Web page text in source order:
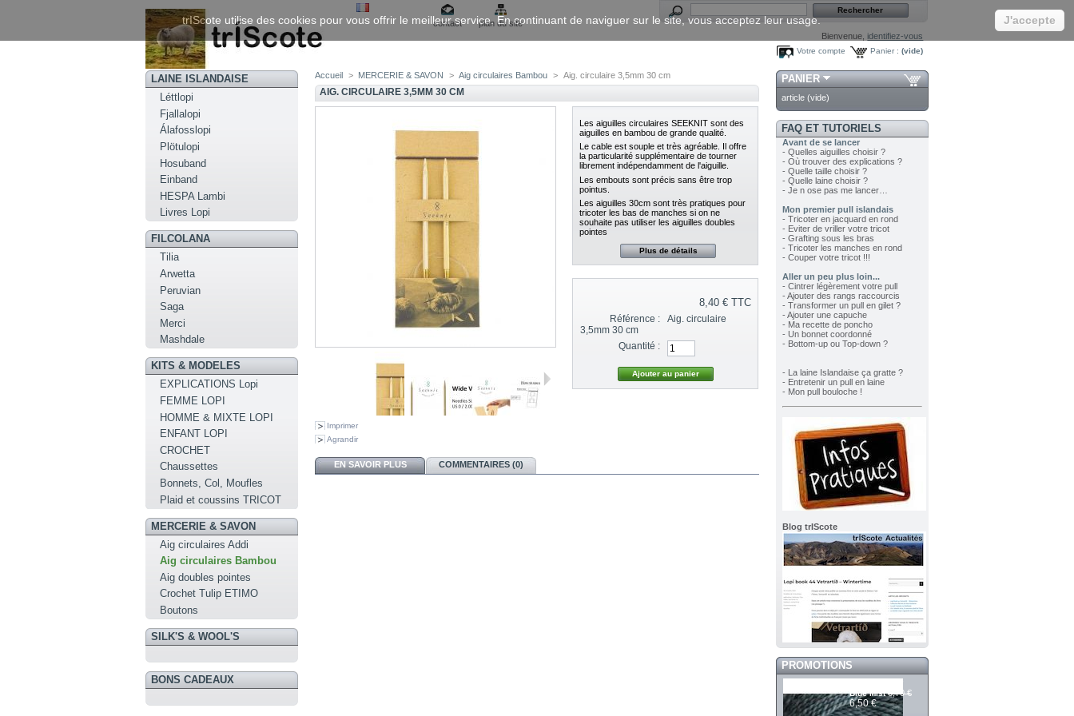
contact
plan du site
Bienvenue, identifiez-vous
Panier : (vide)
Votre compte
LAINE ISLANDAISE
Léttlopi
Fjallalopi
Álafosslopi
Plötulopi
Hosuband
Einband
HESPA Lambi
Livres Lopi
FILCOLANA
Tilia
Arwetta
Peruvian
Saga
Merci
Mashdale
KITS & MODELES
EXPLICATIONS Lopi
FEMME LOPI
HOMME & MIXTE LOPI
ENFANT LOPI
CROCHET
Chaussettes
Bonnets, Col, Moufles
Plaid et coussins TRICOT
MERCERIE & SAVON
Aig circulaires Addi
Aig circulaires Bambou
Aig doubles pointes
Crochet Tulip ETIMO
Boutons
SILK'S & WOOL'S
BONS CADEAUX
Accueil > MERCERIE & SAVON > Aig circulaires Bambou > Aig. circulaire 3,5mm 30 cm
AIG. CIRCULAIRE 3,5MM 30 CM
Imprimer
Agrandir
Les aiguilles circulaires SEEKNIT sont des
aiguilles en bambou de grande qualité.
Le cable est souple et très agréable. Il offre
la particularité supplémentaire de tourner
librement indépendamment de l'aiguille.
Les embouts sont précis sans être trop
pointus.
Les aiguilles 30cm sont très pratiques pour
tricoter les bas de manches si on ne
souhaite pas utiliser les aiguilles doubles
pointes
Plus de détails
8,40 €TTC
Référence :
Aig. circulaire
3,5mm 30 cm
Quantité :
EN SAVOIR PLUS COMMENTAIRES (0)
PANIER
article (vide)
FAQ ET TUTORIELS
Avant de se lancer
- Quelles aiguilles choisir ?
- Où trouver des explications ?
- Quelle taille choisir ?
- Quelle laine choisir ?
- Je n ose pas me lancer…
Mon premier pull islandais
- Tricoter en jacquard en rond
- Eviter de vriller votre tricot
- Grafting sous les bras
- Tricoter les manches en rond
- Couper votre tricot !!!
Aller un peu plus loin...
- Cintrer légèrement votre pull
- Ajouter des rangs raccourcis
- Transformer un pull en gilet ?
- Ajouter une capuche
- Ma recette de poncho
- Un bonnet coordonné
- Bottom-up ou Top-down ?
- La laine Islandaise ça gratte ?
- Entretenir un pull en laine
- Mon pull bouloche !
Blog trIScote
PROMOTIONS
Blue Mist 6,70 €
6,50 €
trIScote utilise des cookies pour vous offrir le meilleur service. En continuant de naviguer sur le site, vous acceptez leur usage. J'accepte